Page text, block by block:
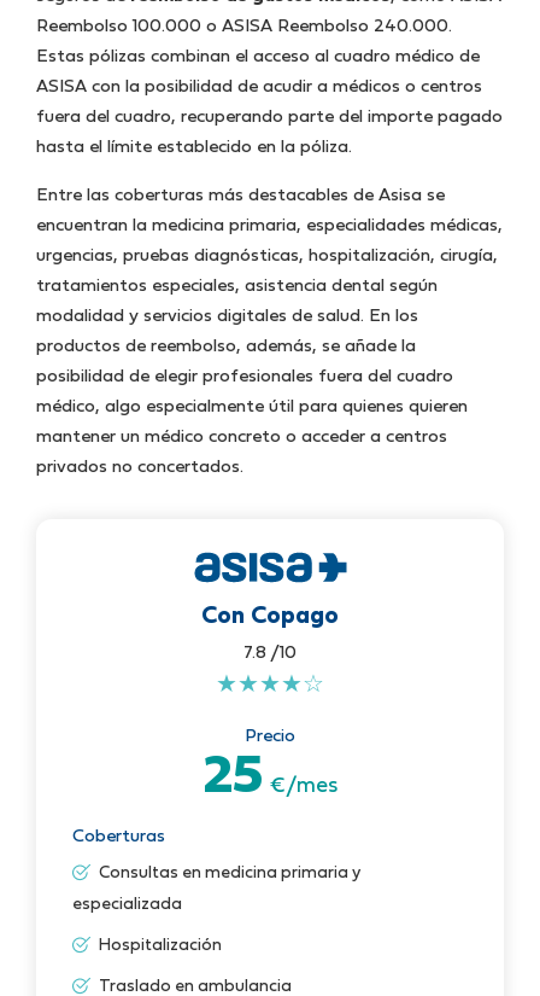
Reembolso 100.000 o ASISA Reembolso 240.000.
Estas pólizas combinan el acceso al cuadro médico de
ASISA con la posibilidad de acudir a médicos o centros
fuera del cuadro, recuperando parte del importe pagado
hasta el límite establecido en la póliza.
Entre las coberturas más destacables de Asisa se
encuentran la medicina primaria, especialidades médicas,
urgencias, pruebas diagnósticas, hospitalización, cirugía,
tratamientos especiales, asistencia dental según
modalidad y servicios digitales de salud. En los
productos de reembolso, además, se añade la
posibilidad de elegir profesionales fuera del cuadro
médico, algo especialmente útil para quienes quieren
mantener un médico concreto o acceder a centros
privados no concertados.
Con Copago
7.8 /10
★★★★☆
Precio
25 €/mes
Coberturas
Consultas en medicina primaria y
especializada
Hospitalización
Traslado en ambulancia